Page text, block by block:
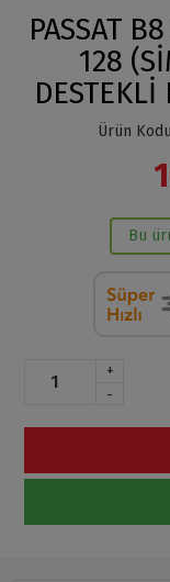
PASSAT
128
Ürün Kodu
Bu
+
-